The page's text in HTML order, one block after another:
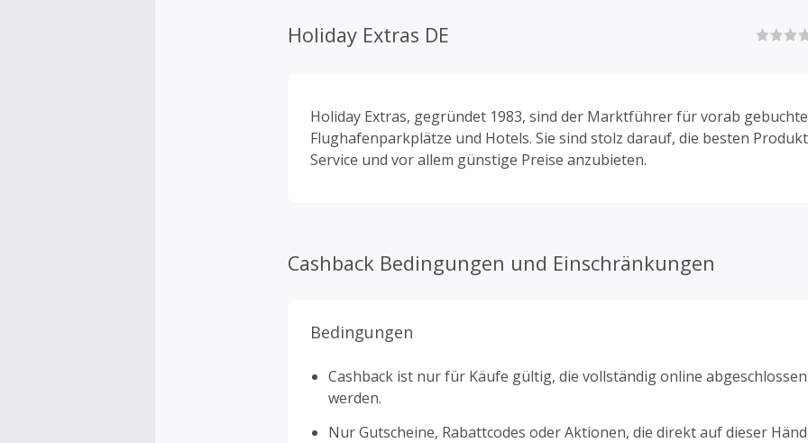
Holiday Extras DE
Holiday Extras, gegründet 1983, sind der Marktführer für vorab gebuchte
Flughafenparkplätze und Hotels. Sie sind stolz darauf, die besten
Service und vor allem günstige Preise anzubieten.
Cashback Bedingungen und Einschränkungen
Bedingungen
Cashback ist nur für Käufe gültig, die vollständig online
werden.
Nur Gutscheine, Rabattcodes oder Aktionen, die direkt auf dieser